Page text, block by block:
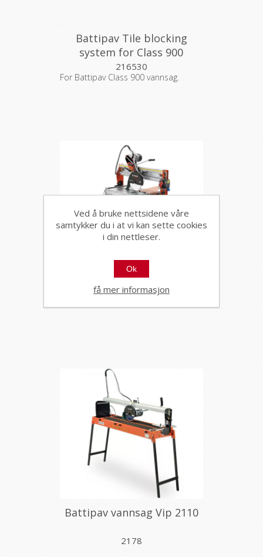
Battipav Tile blocking
system for Class 900
216530
For Battipav Class 900 vannsag.
Battipav vannsag Dynamic
760S
Battipav vannsag Vip 2110
2178
Ved å bruke nettsidene våre
samtykker du i at vi kan sette cookies
i din nettleser.
Ok
få mer informasjon